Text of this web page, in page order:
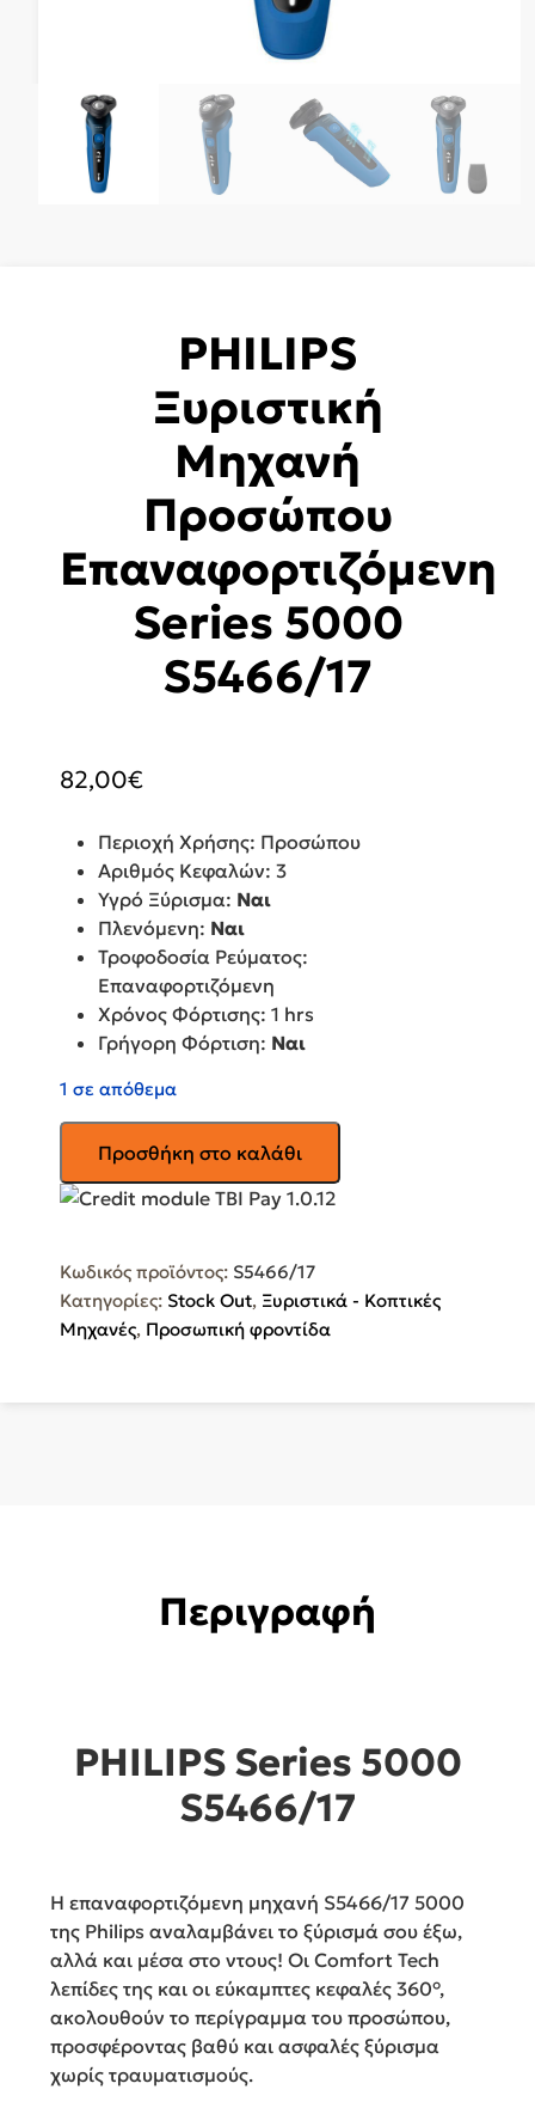
PHILIPS
Ξυριστική
Μηχανή
Προσώπου
Επαναφορτιζόμενη
Series 5000
S5466/17
82,00€
Περιοχή Χρήσης: Προσώπου
Αριθμός Κεφαλών: 3
Υγρό Ξύρισμα: Ναι
Πλενόμενη: Ναι
Τροφοδοσία Ρεύματος:
Επαναφορτιζόμενη
Χρόνος Φόρτισης: 1 hrs
Γρήγορη Φόρτιση: Ναι
1 σε απόθεμα
Ξυριστική
Μηχανή
Series
5000
S5466/17
Προσθήκη στο καλάθι
Κωδικός προϊόντος: S5466/17
Κατηγορίες: Stock Out, Ξυριστικά - Κοπτικές
Μηχανές, Προσωπική φροντίδα
Περιγραφή
PHILIPS Series 5000
S5466/17
Η επαναφορτιζόμενη μηχανή S5466/17 5000
της Philips αναλαμβάνει το ξύρισμά σου έξω,
αλλά και μέσα στο ντους! Οι Comfort Tech
λεπίδες της και οι εύκαμπτες κεφαλές 360°,
ακολουθούν το περίγραμμα του προσώπου,
προσφέροντας βαθύ και ασφαλές ξύρισμα
χωρίς τραυματισμούς.